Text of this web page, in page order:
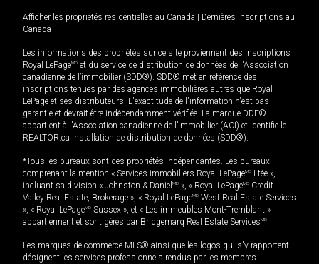
Afficher les propriétés résidentielles au Canada
Dernières inscriptions au
Canada
Les informations des propriétés sur ce site proviennent des inscriptions
Royal LePageMD et du service de distribution de données de l'Association
canadienne de l’immobilier (SDD®). SDD® met en référence des
inscriptions tenues par des agences immobilières autres que Royal
LePage et ses distributeurs. L'exactitude de l'information n'est pas
garantie et devrait être indépendamment vérifiée. La marque DDF®
appartient à l'Association canadienne de l’immobilier (ACI) et identifie le
REALTOR.ca Installation de distribution de données (SDD®).
*Tous les bureaux sont des propriétés indépendantes. Les bureaux
comprenant la mention « Services immobiliers Royal LePageMD Ltée »,
incluant sa division « Johnston & Daniel MD », « Royal LePageMD Credit
Valley Real Estate, Brokerage », « Royal LePageMD West Real Estate Services
», « Royal LePageMD Sussex », et « Les immeubles Mont-Tremblant »
appartiennent et sont gérés par Bridgemarq Real Estate ServicesMD.
Les marques de commerce MLS® ainsi que les logos qui s'y rapportent
désignent les services professionnels rendus par les membres